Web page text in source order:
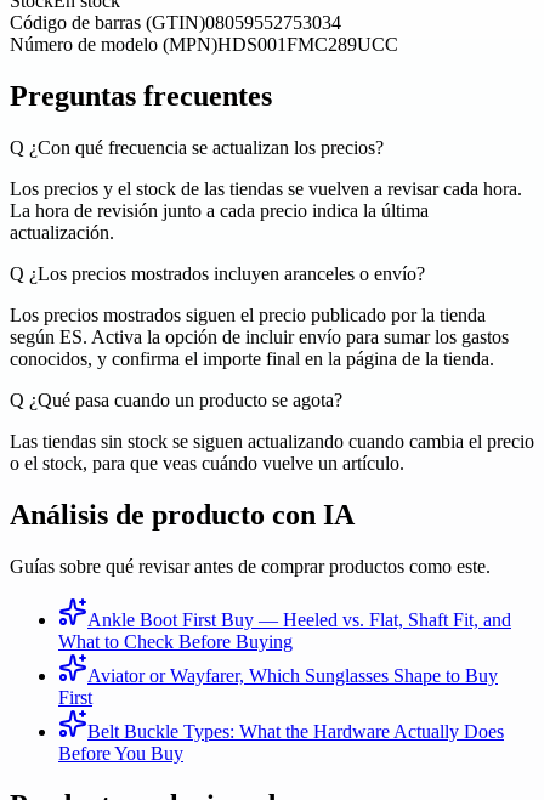
Código de barras (GTIN)08059552753034
Número de modelo (MPN)HDS001FMC289UCC
Preguntas frecuentes
Q ¿Con qué frecuencia se actualizan los precios?
Los precios y el stock de las tiendas se vuelven a revisar cada hora.
La hora de revisión junto a cada precio indica la última
actualización.
Q ¿Los precios mostrados incluyen aranceles o envío?
Los precios mostrados siguen el precio publicado por la tienda
según ES. Activa la opción de incluir envío para sumar los gastos
conocidos, y confirma el importe final en la página de la tienda.
Q ¿Qué pasa cuando un producto se agota?
Las tiendas sin stock se siguen actualizando cuando cambia el precio
o el stock, para que veas cuándo vuelve un artículo.
Análisis de producto con IA
Guías sobre qué revisar antes de comprar productos como este.
Ankle Boot First Buy — Heeled vs. Flat, Shaft Fit, and
What to Check Before Buying
Aviator or Wayfarer, Which Sunglasses Shape to Buy
First
Belt Buckle Types: What the Hardware Actually Does
Before You Buy